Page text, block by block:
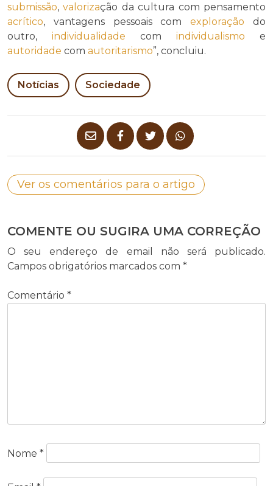
submissão,valorização da cultura com pensamento
acrítico, vantagens pessoais comexploração do
outro, individualidade com individualismo e
autoridade com autoritarismo”, concluiu.
Notícias Sociedade
Ver os comentários para o artigo
COMENTE OU SUGIRA UMA CORREÇÃO
O seu endereço de email não será publicado.
Campos obrigatórios marcados com *
Comentário *
Nome *